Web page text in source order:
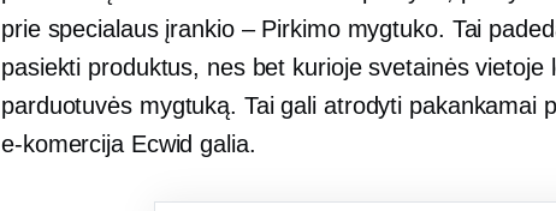
prie specialaus įrankio – Pirkimo mygtuko. Tai
pasiekti produktus, nes bet kurioje svetainės vietoje
parduotuvės mygtuką. Tai gali atrodyti pakankamai
e-komercijaEcwid galia.